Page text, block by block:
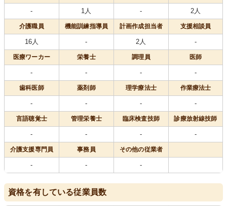
- 1人 - 2人
介護職員 機能訓練指導員 計画作成担当者 支援相談員
16人 - 2人 -
医療ワーカー 栄養士 調理員 医師
- - - -
歯科医師 薬剤師 理学療法士 作業療法士
- - - -
言語聴覚士 管理栄養士 臨床検査技師 診療放射線技師
- - - -
介護支援専門員 事務員 その他の従業者
- - -
資格を有している従業員数